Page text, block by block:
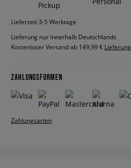
Lieferzeit 3-5 Werktage
Lieferung nur innerhalb Deutschlands
Kostenloser Versand ab 149,99 € Lieferung
ZAHLUNGSFORMEN
Zahlungsarten